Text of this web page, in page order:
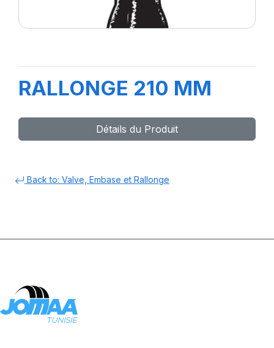
RALLONGE 210 MM
Détails du Produit
Back to: Valve, Embase et Rallonge